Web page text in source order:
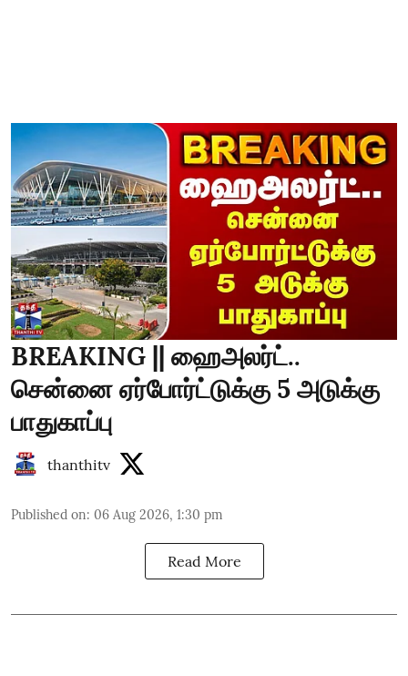
BREAKING || ஹைஅலர்ட்..
சென்னை ஏர்போர்ட்டுக்கு 5 அடுக்கு
பாதுகாப்பு
thanthitv
Published on: 06 Aug 2026, 1:30 pm
Read More